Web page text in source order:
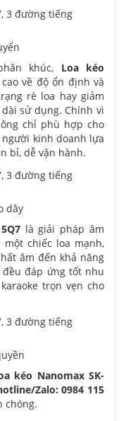
khúc, Loa kéo
về độ ổn định và
rè loa hay giảm
sử dụng. Chính vì
chỉ phù hợp cho
kinh doanh lựa
bỉ, dễ vận hành.
dây
là giải pháp âm
chiếc loa mạnh,
âm đến khả năng
đều đáp ứng tốt nhu
trọn vẹn cho
kéo Nanomax SK-
Zalo: 0984 115
chóng.